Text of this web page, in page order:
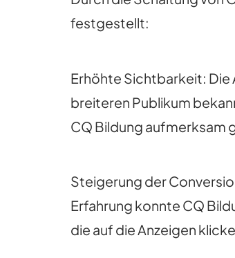
festgestellt:
Erhöhte Sichtbarkeit: Die
breiteren Publikum
CQ Bildung aufmerksam
Steigerung der
Erfahrung konnte CQ
die auf die Anzeigen